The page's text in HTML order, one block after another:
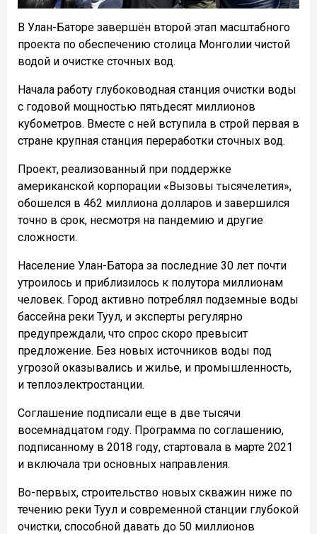
В Улан-Баторе завершён второй этап масштабного
проекта по обеспечению столица Монголии чистой
водой и очистке сточных вод.
Начала работу глубоководная станция очистки воды
с годовой мощностью пятьдесят миллионов
кубометров. Вместе с ней вступила в строй первая в
стране крупная станция переработки сточных вод.
Проект, реализованный при поддержке
американской корпорации «Вызовы тысячелетия»,
обошелся в 462 миллиона долларов и завершился
точно в срок, несмотря на пандемию и другие
сложности.
Население Улан-Батора за последние 30 лет почти
утроилось и приблизилось к полутора миллионам
человек. Город активно потреблял подземные воды
бассейна реки Туул, и эксперты регулярно
предупреждали, что спрос скоро превысит
предложение. Без новых источников воды под
угрозой оказывались и жилье, и промышленность,
и теплоэлектростанции.
Соглашение подписали еще в две тысячи
восемнадцатом году. Программа по соглашению,
подписанному в 2018 году, стартовала в марте 2021
и включала три основных направления.
Во-первых, строительство новых скважин ниже по
течению реки Туул и современной станции глубокой
очистки, способной давать до 50 миллионов